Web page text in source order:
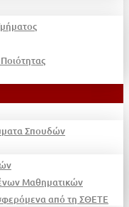
Σπουδών
Μαθηματικών
από τη ΣΘΕΤΕ